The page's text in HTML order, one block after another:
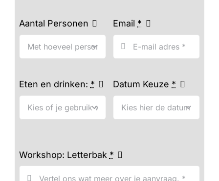
Aantal Personen
Eten en drinken: *
Email *
Datum Keuze *
Workshop: Letterbak *